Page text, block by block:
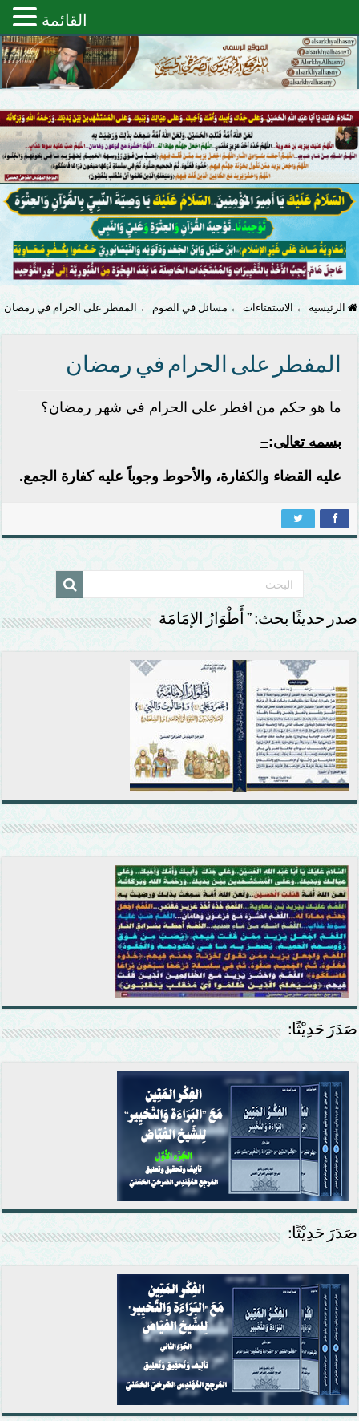
الرئيسية ← الاستفتاءات ← مسائل في الصوم ← المفطر على الحرام في رمضان
المفطر على الحرام في رمضان
ما هو حكم من افطر على الحرام في شهر رمضان؟
بسمه تعالى:
–
عليه القضاء والكفارة، والأحوط وجوباً عليه كفارة الجمع.
صدر حديثًا بحث: ” أَطْوَارُ الإمَامَة
صَدَرَ حَدِيْثًا:
صَدَرَ حَدِيْثًا:
القائمة